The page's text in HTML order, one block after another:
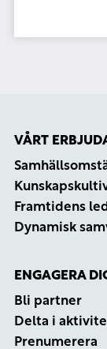
VÅRT
Framtidens
Dynamisk
ENGAGERA
Bli partner
Delta i
Prenumerera